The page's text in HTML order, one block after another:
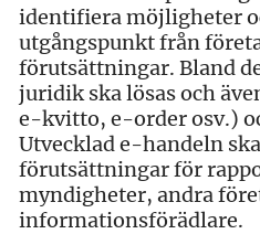
identifiera möjligheter
utgångspunkt från
förutsättningar. Bland
juridik ska lösas och
e-kvitto, e-order osv.)
Utvecklad e-handeln
förutsättningar för
myndigheter, andra
informationsförädlare.